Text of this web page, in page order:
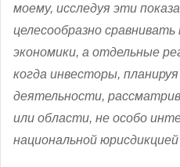
моему, исследуя эти
целесообразно
экономики, а отдельные
когда инвесторы,
деятельности,
или области, не особо
национальной